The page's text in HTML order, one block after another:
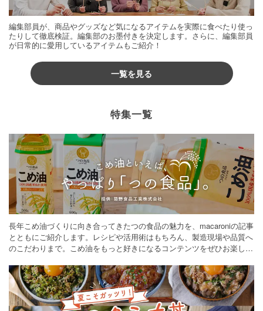
編集部員が、商品やグッズなど気になるアイテムを実際に食べたり使っ
たりして徹底検証。編集部のお墨付きを決定します。さらに、編集部員
が日常的に愛用しているアイテムもご紹介！
一覧を見る
特集一覧
長年こめ油づくりに向き合ってきたつの食品の魅力を、macaroniの記事
とともにご紹介します。レシピや活用術はもちろん、製造現場や品質へ
のこだわりまで。こめ油をもっと好きになるコンテンツをぜひお楽しみ